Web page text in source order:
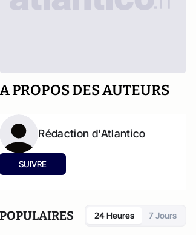
A PROPOS DES AUTEURS
Rédaction d'Atlantico
SUIVRE
POPULAIRES 24 Heures 7 Jours